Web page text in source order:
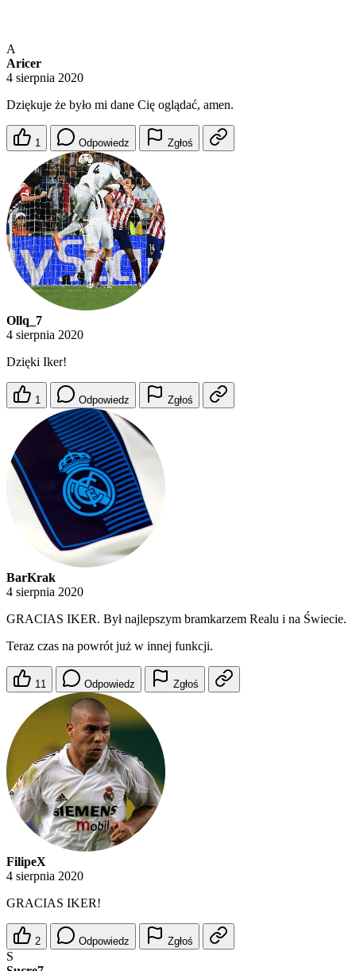
A
Aricer
4 sierpnia 2020
Dziękuje że było mi dane Cię oglądać, amen.
1 Odpowiedz Zgłoś
Ollq_7
4 sierpnia 2020
Dzięki Iker!
1 Odpowiedz Zgłoś
BarKrak
4 sierpnia 2020
GRACIAS IKER. Był najlepszym bramkarzem Realu i na Świecie.
Teraz czas na powrót już w innej funkcji.
11 Odpowiedz Zgłoś
FilipeX
4 sierpnia 2020
GRACIAS IKER!
2 Odpowiedz Zgłoś
S